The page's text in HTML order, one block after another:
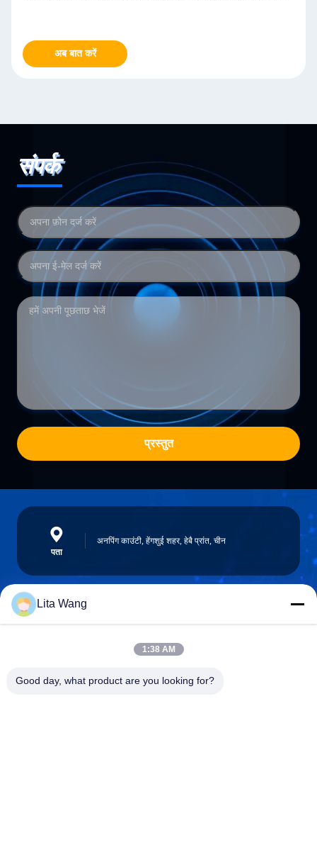
अब बात करें
संपर्क
प्रस्तुत
पता
अनपिंग काउंटी, हेंगशुई शहर, हेबै प्रांत, चीन
Lita Wang
1:38 AM
Good day, what product are you looking for?